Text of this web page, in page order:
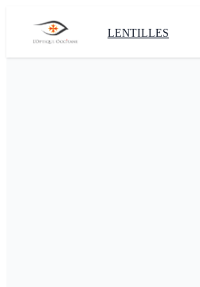
LENTILLES